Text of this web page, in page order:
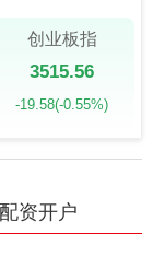
创业板指
3515.56
-19.58(-0.55%)
资开户